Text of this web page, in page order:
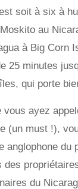
soit à six à
au
à Big Corn
25 minutes
qui porte
vous ayez
(un must !),
anglophone du
des
du